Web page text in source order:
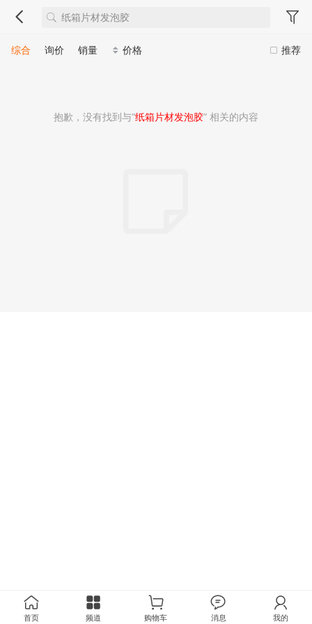
推荐
综合 询价 销量 价格
抱歉，没有找到与“纸箱片材发泡胶” 相关的内容
首页 频道 购物车 消息 我的